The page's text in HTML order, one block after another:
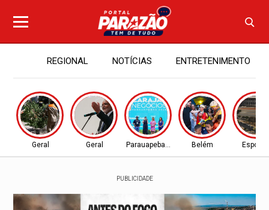
REGIONAL NOTÍCIAS ENTRETENIMENTO
Geral Geral Parauapebas - PA Belém
PUBLICIDADE